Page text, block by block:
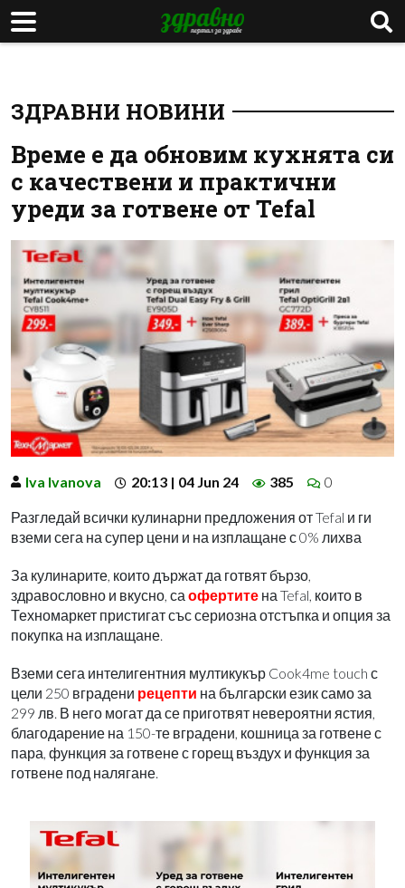
ЗДРАВНИ НОВИНИ
Време е да обновим кухнята си
с качествени и практични
уреди за готвене от Tefal
Iva Ivanova 20:13 | 04 Jun 24 385 0
Разгледай всички кулинарни предложения от Tefal и ги
вземи сега на супер цени и на изплащане с 0% лихва
За кулинарите, които държат да готвят бързо,
здравословно и вкусно, са офертите на Tefal, които в
Техномаркет пристигат със сериозна отстъпка и опция за
покупка на изплащане.
Вземи сега интелигентния мултикукър Cook4me touch с
цели 250 вградени рецепти на български език само за
299 лв. В него могат да се приготвят невероятни ястия,
благодарение на 150-те вградени, кошница за готвене с
пара, функция за готвене с горещ въздух и функция за
готвене под налягане.